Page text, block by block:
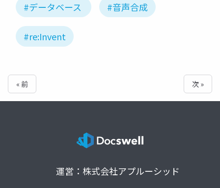
#データベース #音声合成
#re:Invent
« 前 次 »
運営：株式会社アプルーシッド